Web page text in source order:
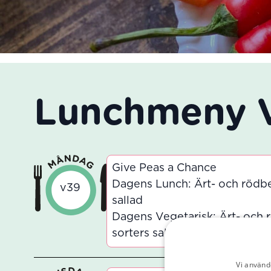
Lunchmeny
v39
Give Peas a Chance
Dagens Lunch: Ärt- och
sallad
Dagens Vegetarisk: Ärt-
sorters sallad
Vi